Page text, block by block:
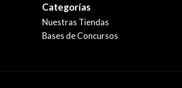
Categorías
Nuestras Tiendas
Bases de Concursos